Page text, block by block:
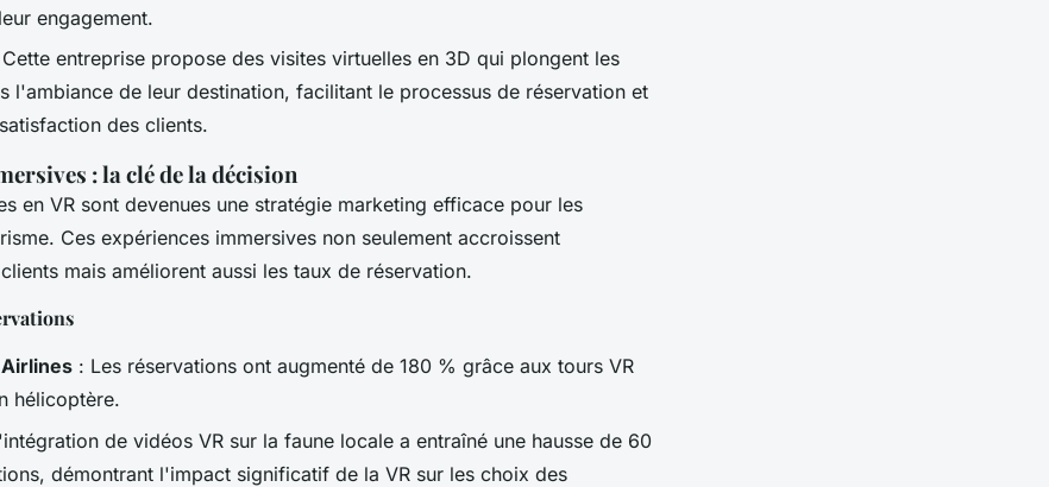
engagement.
entreprise propose des visites virtuelles en 3D qui plongent les
l'ambiance de leur destination, facilitant le processus de réservation et
des clients.
: la clé de la décision
en VR sont devenues une stratégie marketing efficace pour les
Ces expériences immersives non seulement accroissent
clients mais améliorent aussi les taux de réservation.
: Les réservations ont augmenté de 180 % grâce aux tours VR
hélicoptère.
de vidéos VR sur la faune locale a entraîné une hausse de 60
démontrant l'impact significatif de la VR sur les choix des